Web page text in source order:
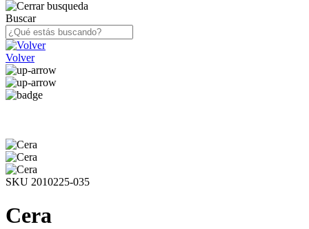
Buscar
Volver
SKU 2010225-035
Cera